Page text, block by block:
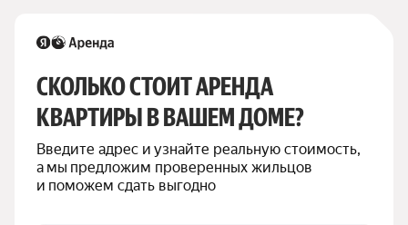
СКОЛЬКО СТОИТ АРЕНДА
КВАРТИРЫ В ВАШЕМ ДОМЕ?
Введите адрес и узнайте реальную стоимость,
а мы предложим проверенных жильцов
и поможем сдать выгодно